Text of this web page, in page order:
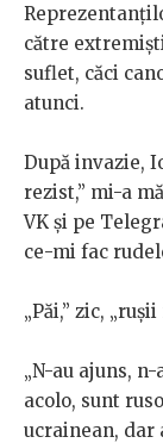
către
suflet, căci
atunci.
După invazie,
rezist,” mi-a
VK și pe
ce-mi fac
„Păi,” zic,
„N-au ajuns,
acolo, sunt
ucrainean, dar